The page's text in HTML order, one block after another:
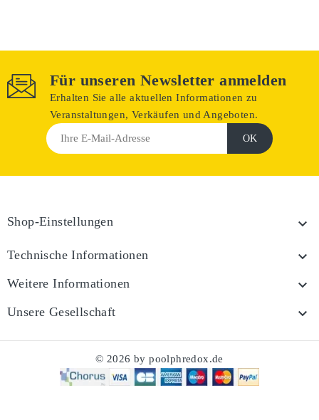
Für unseren Newsletter anmelden
Erhalten Sie alle aktuellen Informationen zu
Veranstaltungen, Verkäufen und Angeboten.
Shop-Einstellungen 
Technische Informationen 
Weitere Informationen 
Unsere Gesellschaft 
© 2026 by poolphredox.de